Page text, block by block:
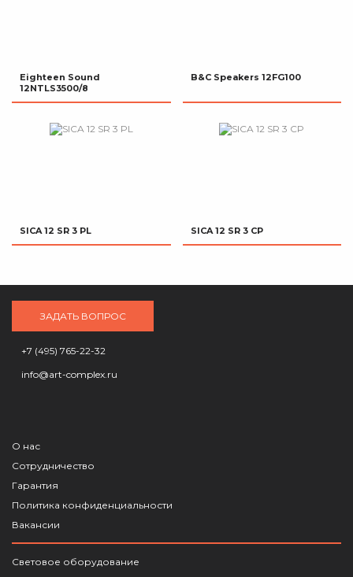
Eighteen Sound
12NTLS3500/8
B&C Speakers 12FG100
SICA 12 SR 3 PL SICA 12 SR 3 CP
ЗАДАТЬ ВОПРОС
+7 (495) 765-22-32
info@art-complex.ru
О нас
Сотрудничество
Гарантия
Политика конфиденциальности
Вакансии
Световое оборудование